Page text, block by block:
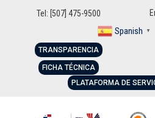
Tel: [507] 475-9500
Spanish ▼
TRANSPARENCIA
FICHA TÉCNICA
PLATAFORMA DE